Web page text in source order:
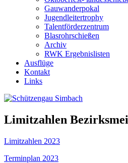
Gauwanderpokal
Jugendleitertrophy
Talentförderzentrum
Blasrohrschießen
Archiv
RWK Ergebnislisten
Ausflüge
Kontakt
Links
Limitzahlen
Limitzahlen 2023
Terminplan 2023